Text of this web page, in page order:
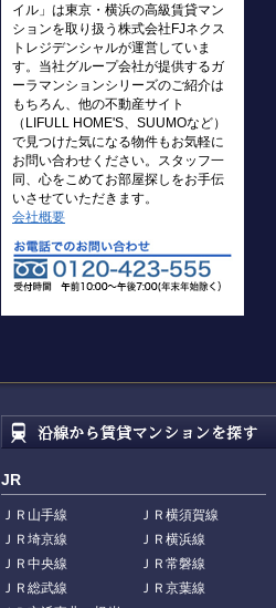
イル」は東京・横浜の高級賃貸マン
ションを取り扱う株式会社FJネクス
トレジデンシャルが運営していま
す。当社グループ会社が提供するガ
ーラマンションシリーズのご紹介は
もちろん、他の不動産サイト
（LIFULL HOME'S、SUUMOなど）
で見つけた気になる物件もお気軽に
お問い合わせください。スタッフ一
同、心をこめてお部屋探しをお手伝
いさせていただきます。
会社概要
JR
ＪＲ山手線
ＪＲ横須賀線
ＪＲ埼京線
ＪＲ横浜線
ＪＲ中央線
ＪＲ常磐線
ＪＲ総武線
ＪＲ京葉線